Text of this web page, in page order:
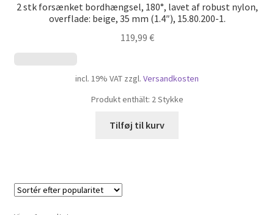
2 stk forsænket bordhængsel, 180°, lavet af robust nylon,
overflade: beige, 35 mm (1.4″), 15.80.200-1.
119,99 €
incl. 19% VAT zzgl. Versandkosten
Produkt enthält: 2Stykke
Tilføj til kurv